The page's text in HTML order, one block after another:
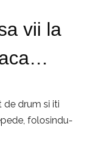
vii la
de drum si iti
folosindu-